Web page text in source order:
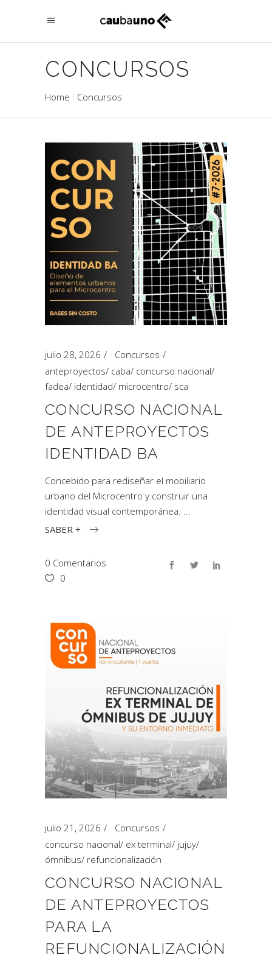
CONCURSOS
Home Concursos
julio 28, 2026
Concursos
anteproyectos/ caba/ concurso nacional/
fadea/ identidad/ microcentro/ sca
CONCURSO NACIONAL
DE ANTEPROYECTOS
IDENTIDAD BA
Concebido para rediseñar el mobiliario
urbano del Microcentro y construir una
identidad visual contemporánea.
SABER +
0 Comentarios
0
julio 21, 2026
Concursos
concurso nacional/ ex terminal/ jujuy/
ómnibus/ refuncionalización
CONCURSO NACIONAL
DE ANTEPROYECTOS
PARA LA
REFUNCIONALIZACIÓN